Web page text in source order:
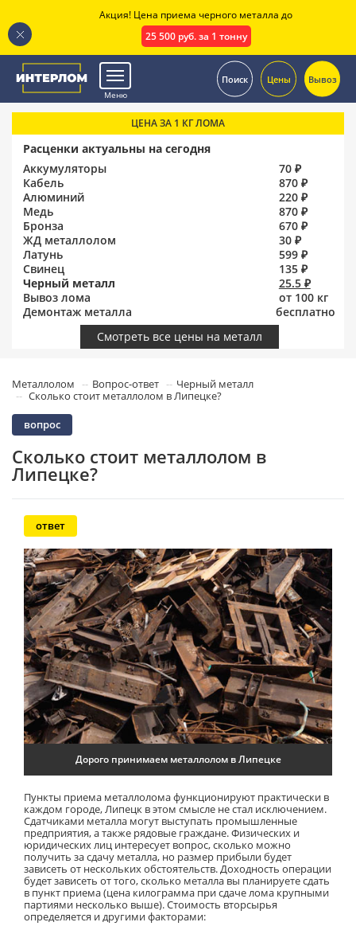
Меню
Поиск Цены Вывоз
ЦЕНА ЗА 1 КГ ЛОМА
Расценки актуальны на сегодня
Аккумуляторы
70 ₽
Кабель
870 ₽
Алюминий
220 ₽
Медь
870 ₽
Бронза
670 ₽
ЖД металлолом
30 ₽
Латунь
599 ₽
Свинец
135 ₽
Черный металл
25.5 ₽
Вывоз лома
от 100 кг
Демонтаж металла
бесплатно
Смотреть все цены на металл
Металлолом Вопрос-ответ
Черный металл
Сколько стоит металлолом в Липецке?
вопрос
Сколько стоит металлолом в
Липецке?
ответ
Пункты приема металлолома функционируют практически в
каждом городе, Липецк в этом смысле не стал исключением.
Сдатчиками металла могут выступать промышленные
предприятия, а также рядовые граждане. Физических и
юридических лиц интересует вопрос, сколько можно
получить за сдачу металла, но размер прибыли будет
зависеть от нескольких обстоятельств. Доходность операции
будет зависеть от того, сколько металла вы планируете сдать
в пункт приема (цена килограмма при сдаче лома крупными
партиями несколько выше). Стоимость вторсырья
определяется и другими факторами:
Дорого принимаем металлолом в Липецке
Акция! Цена приема черного металла до
25 500 руб. за 1 тонну
.